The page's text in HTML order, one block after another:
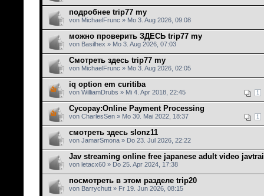
подробнее trip77 my
von MichaelFrunc » Mo 3. Aug 2026, 09:08
можно проверить ЗДЕСЬ trip77 my
von Basilhex » Mo 3. Aug 2026, 07:03
Смотреть здесь trip77 my
von MichaelFrunc » Mo 3. Aug 2026, 02:05
iq option em curitiba
1
von WilliamDrubs » Mi 4. Apr 2018, 22:45
Cycopay:Online Payment Processing
1
von CharlesSen » Mo 30. Mai 2022, 18:37
смотреть здесь slonz11
von JamarSmona » Do 23. Jul 2026, 22:22
Jav streaming online free japanese adult video
von letacx60 » Do 25. Apr 2024, 17:38
посмотреть в этом разделе trip20
von Barrychutt » Fr 19. Jun 2026, 08:15